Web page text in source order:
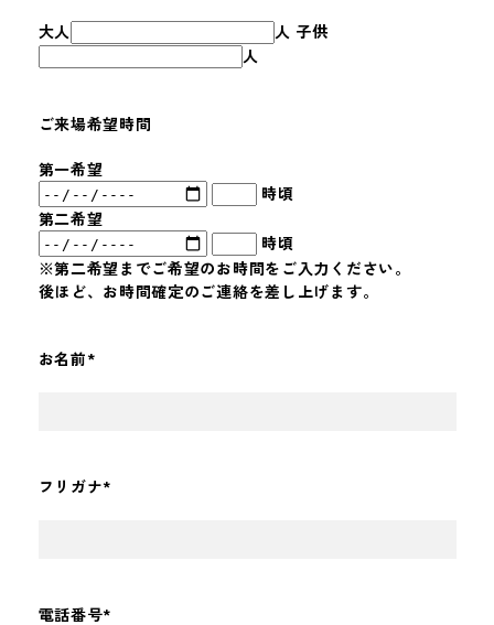
大人
人 子供
人
ご来場希望時間
第一希望
時頃
第二希望
時頃
※第二希望までご希望のお時間をご入力ください。
後ほど、お時間確定のご連絡を差し上げます。
お名前*
フリガナ*
電話番号*